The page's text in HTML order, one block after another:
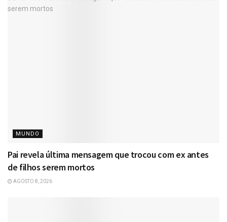
MUNDO
Pai revela última mensagem que trocou com ex antes
de filhos serem mortos
AGOSTO 8, 2026